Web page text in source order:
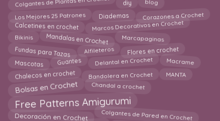
diy
Los Mejores 25 Patrones Diademas Corazones a Crochet
Calcetines en crochet Marcos Decorativos en Crochet
Bikinis Mandalas en Crochet Marcapaginas
Fundas para Tazas Alfileteros Flores en crochet
Mascotas Guantes Delantal en Crochet Macrame
Chalecos en crochet Bandolera en Crochet MANTA
Bolsas en Crochet Chandal a crochet
Free Patterns Amigurumi
Decoración en Crochet Colgantes de Pared en Crochet